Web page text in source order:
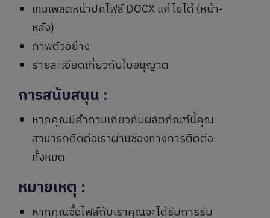
เทมเพลตหน้าปกไฟล์ DOCX แก้ไขได้ (หน้า-
หลัง)
ภาพตัวอย่าง
รายละเอียดเกี่ยวกับใบอนุญาต
การสนับสนุน :
หากคุณมีคำถามเกี่ยวกับผลิตภัณฑ์นี้คุณ
สามารถติดต่อเราผ่านช่องทางการติดต่อ
ทั้งหมด
หมายเหตุ :
หากคุณซื้อไฟล์กับเราคุณจะได้รับการรับ